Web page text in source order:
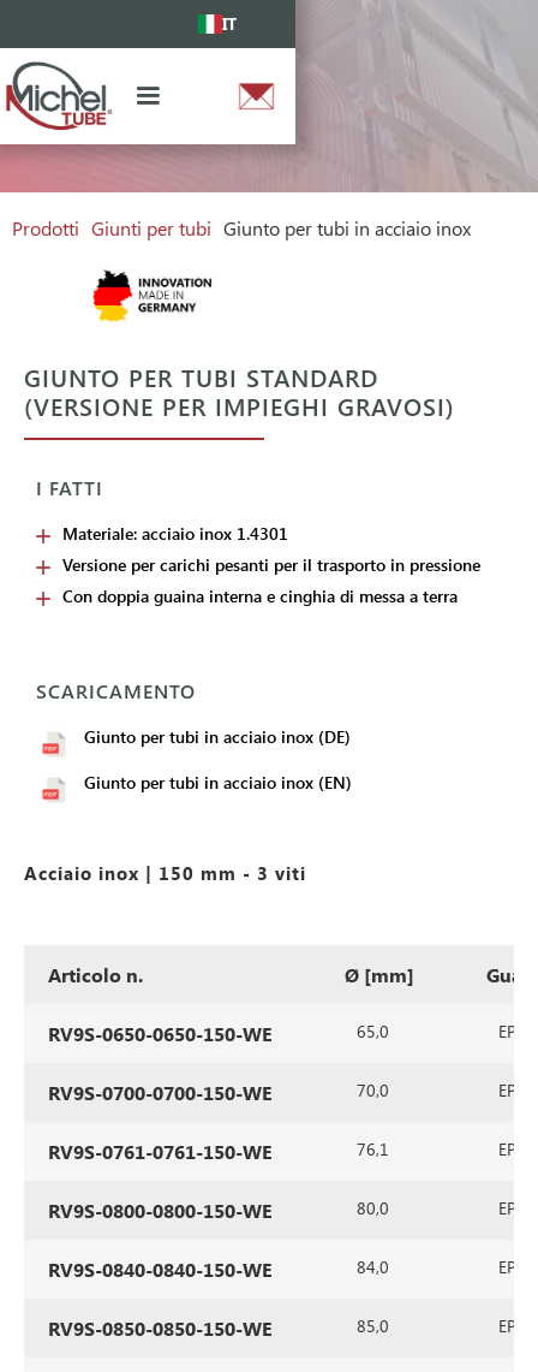
IT
Prodotti Giunti per tubi Giunto per tubi in acciaio inox
GIUNTO PER TUBI STANDARD
(VERSIONE PER IMPIEGHI GRAVOSI)
I FATTI
Materiale: acciaio inox 1.4301
Versione per carichi pesanti per il trasporto in pressione
Con doppia guaina interna e cinghia di messa a terra
SCARICAMENTO
Giunto per tubi in acciaio inox (DE)
Giunto per tubi in acciaio inox (EN)
Acciaio inox | 150 mm - 3 viti
Articolo n. Ø [mm]
RV9S-0650-0650-150-WE 65,0
RV9S-0700-0700-150-WE 70,0
RV9S-0761-0761-150-WE 76,1
RV9S-0800-0800-150-WE 80,0
RV9S-0840-0840-150-WE 84,0
RV9S-0850-0850-150-WE 85,0